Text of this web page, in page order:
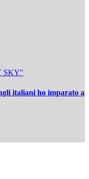
SKY"
italiani ho imparato a